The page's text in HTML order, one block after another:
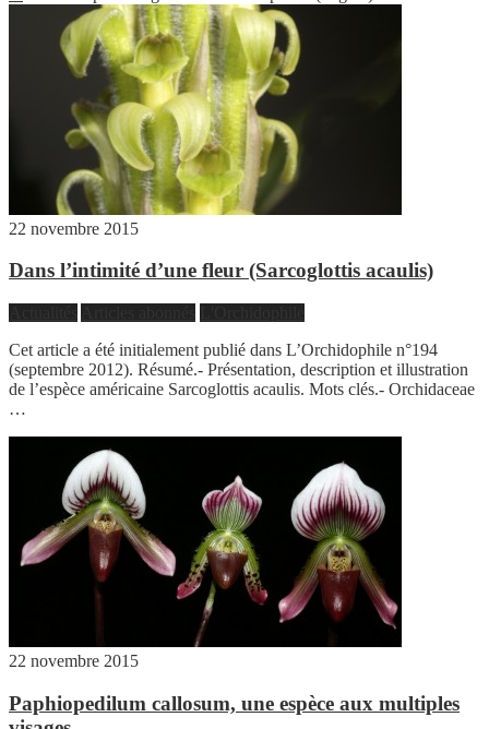
22 novembre 2015
Dans l’intimité d’une fleur (Sarcoglottis acaulis)
Cet article a été initialement publié dans L’Orchidophile n°194
(septembre 2012). Résumé.- Présentation, description et illustration
de l’espèce américaine Sarcoglottis acaulis. Mots clés.- Orchidaceae
…
22 novembre 2015
Paphiopedilum callosum, une espèce aux multiples